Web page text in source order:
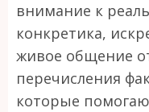
внимание к
конкретика,
живое общение
перечисления
которые